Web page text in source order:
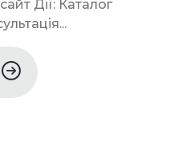
Дії: Каталог